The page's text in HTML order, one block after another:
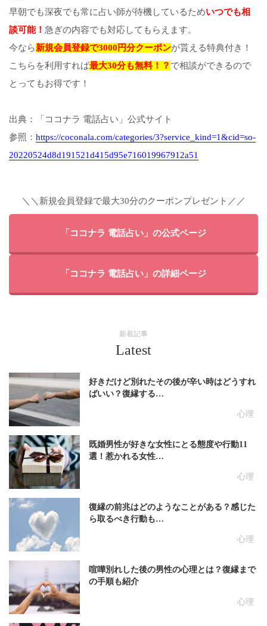
早朝でも深夜でも常に占い師が待機しているためいつでも相
談可能！ 急ぎの内容でも対応してもらえます。
今なら新規会員登録で3000円分クーポンが貰える特典付き！
こちらを利用すれば最大30分も無料！？ で相談ができるので
とってもお得です！
出典：「ココナラ 電話占い」公式サイト
参照： https://coconala.com/categories/3?service_kind=1&cid=so-
20220524d8d191521d415d95e716019967912a51
＼＼新規会員登録で最大30分のクーポンプレゼント／／
「ココナラ 電話占い」の公式ページ
「ココナラ 電話占い」の詳細ページ
新着記事
Latest
心理
好きだけど別れたその後が辛い時はどうすれ
ばいい？復縁する…
心理
既婚男性が好きな女性にとる態度や行動11
選！惹かれる女性…
心理
復縁の前兆はどのようなことがある？感じた
ら取るべき行動も…
心理
喧嘩別れした後の男性の心理とは？復縁まで
の手順も紹介